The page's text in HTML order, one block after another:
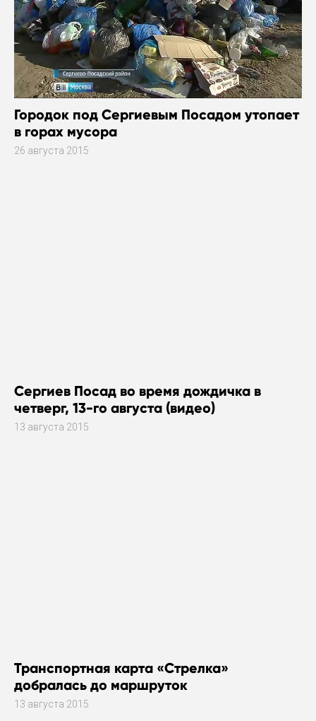
Городок под Сергиевым Посадом утопает
в горах мусора
26 августа 2015
Сергиев Посад во время дождичка в
четверг, 13-го августа (видео)
13 августа 2015
Транспортная карта «Стрелка»
добралась до маршруток
13 августа 2015